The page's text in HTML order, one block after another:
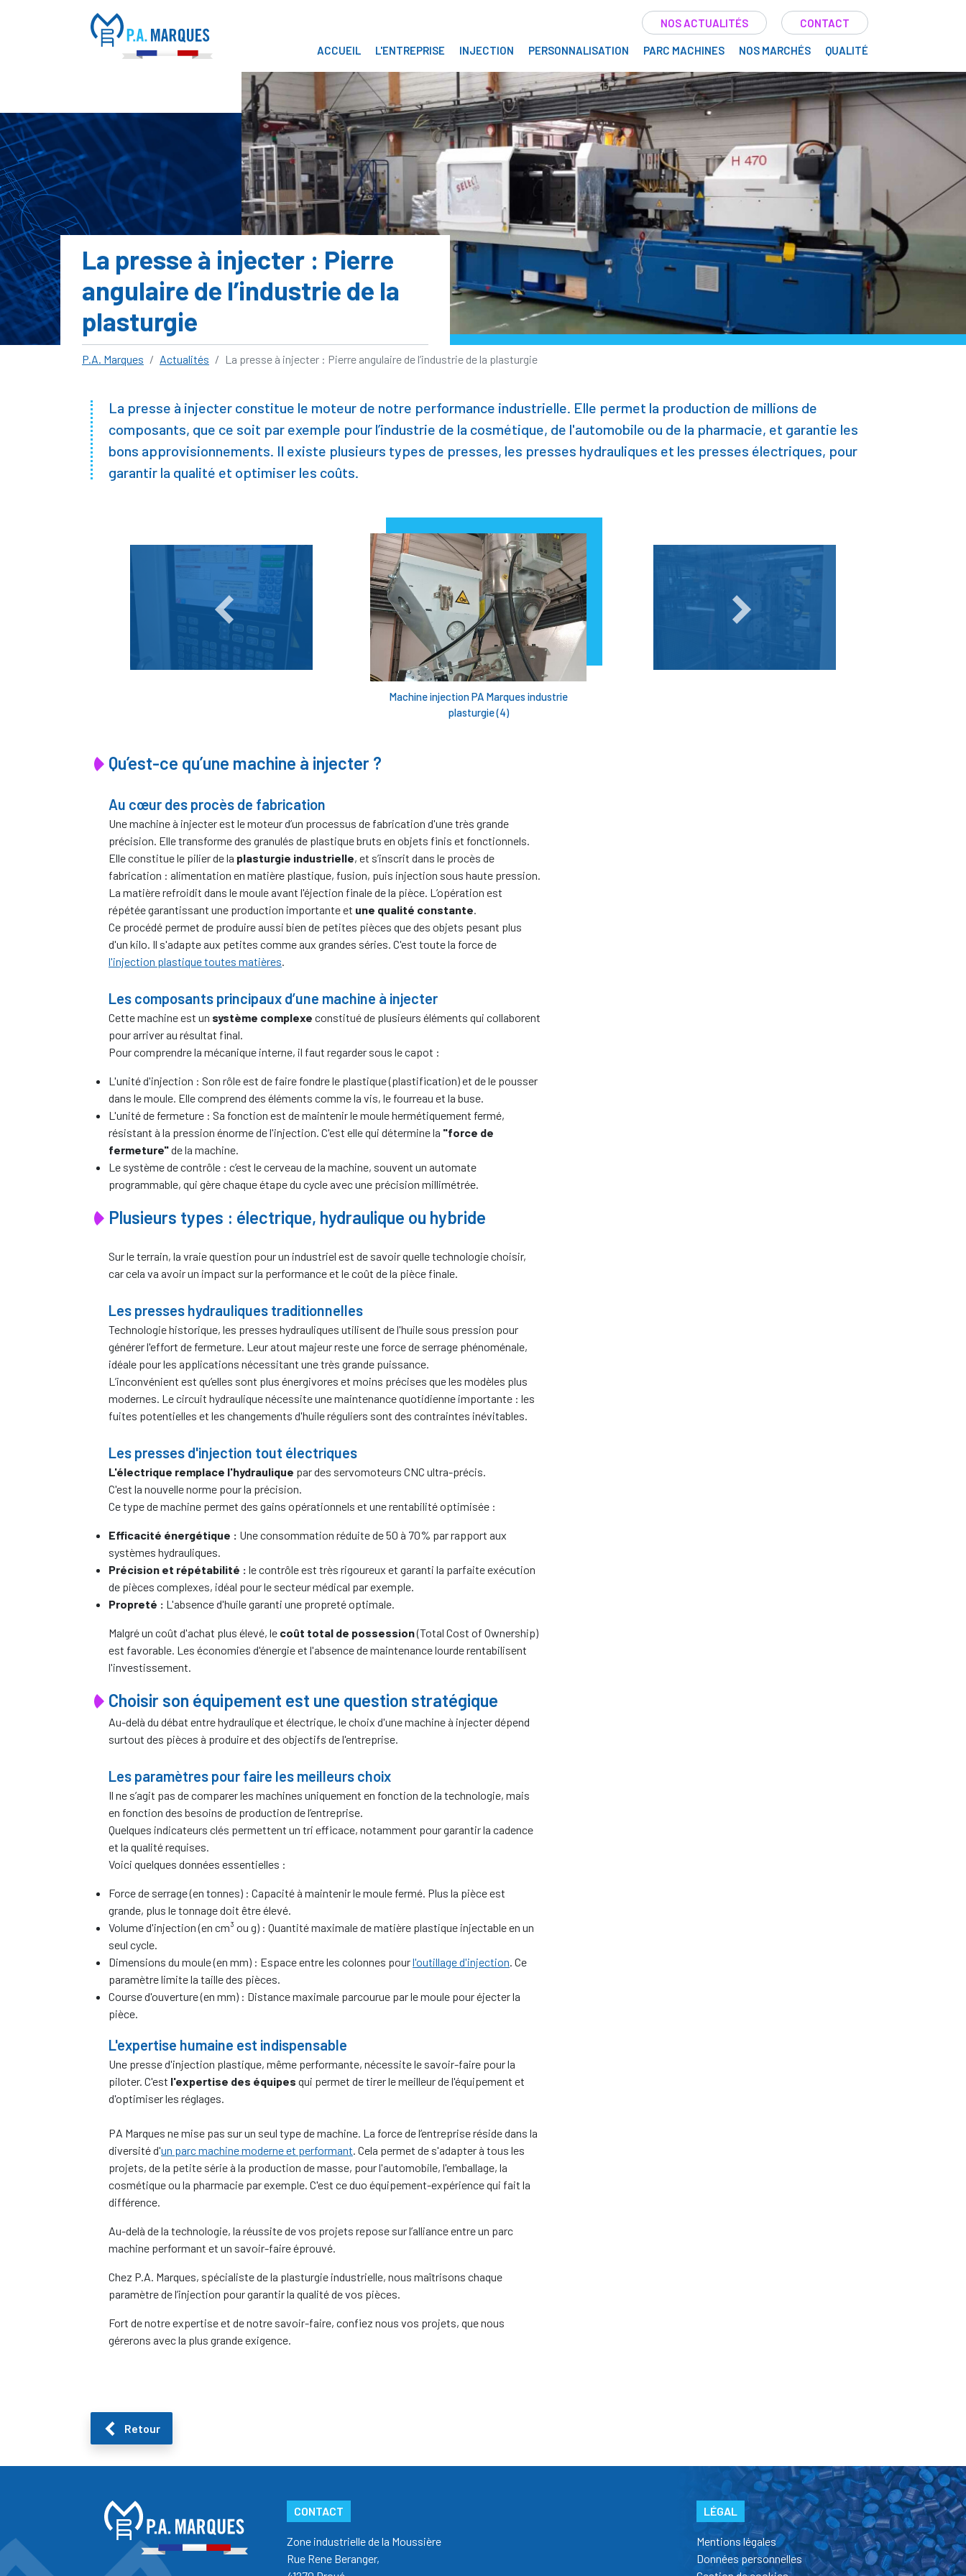
NOS ACTUALITÉS CONTACT
ACCUEIL L'ENTREPRISE INJECTION PERSONNALISATION PARC MACHINES NOS MARCHÉS QUALITÉ
La presse à injecter : Pierre
angulaire de l’industrie de la
plasturgie
P.A. Marques Actualités La presse à injecter : Pierre angulaire de l’industrie de la plasturgie
La presse à injecter constitue le moteur de notre performance industrielle. Elle permet la production de millions de
composants, que ce soit par exemple pour l’industrie de la cosmétique, de l'automobile ou de la pharmacie, et garantie les
bons approvisionnements. Il existe plusieurs types de presses, les presses hydrauliques et les presses électriques, pour
garantir la qualité et optimiser les coûts.
Machine injection PA Marques industrie
plasturgie (4)
Qu’est-ce qu’une machine à injecter ?
Au cœur des procès de fabrication
Une machine à injecter est le moteur d’un processus de fabrication d'une très grande
précision. Elle transforme des granulés de plastique bruts en objets finis et fonctionnels.
Elle constitue le pilier de la plasturgie industrielle, et s’inscrit dans le procès de
fabrication : alimentation en matière plastique, fusion, puis injection sous haute pression.
La matière refroidit dans le moule avant l'éjection finale de la pièce. L’opération est
répétée garantissant une production importante et une qualité constante.
Ce procédé permet de produire aussi bien de petites pièces que des objets pesant plus
d'un kilo. Il s'adapte aux petites comme aux grandes séries. C'est toute la force de
l'injection plastique toutes matières.
Les composants principaux d’une machine à injecter
Cette machine est un système complexe constitué de plusieurs éléments qui collaborent
pour arriver au résultat final.
Pour comprendre la mécanique interne, il faut regarder sous le capot :
L'unité d'injection : Son rôle est de faire fondre le plastique (plastification) et de le pousser
dans le moule. Elle comprend des éléments comme la vis, le fourreau et la buse.
L'unité de fermeture : Sa fonction est de maintenir le moule hermétiquement fermé,
résistant à la pression énorme de l'injection. C'est elle qui détermine la "force de
fermeture"de la machine.
Le système de contrôle : c’est le cerveau de la machine, souvent un automate
programmable, qui gère chaque étape du cycle avec une précision millimétrée.
Plusieurs types : électrique, hydraulique ou hybride
Sur le terrain, la vraie question pour un industriel est de savoir quelle technologie choisir,
car cela va avoir un impact sur la performance et le coût de la pièce finale.
Les presses hydrauliques traditionnelles
Technologie historique, les presses hydrauliques utilisent de l'huile sous pression pour
générer l'effort de fermeture. Leur atout majeur reste une force de serrage phénoménale,
idéale pour les applications nécessitant une très grande puissance.
L’inconvénient est qu’elles sont plus énergivores et moins précises que les modèles plus
modernes. Le circuit hydraulique nécessite une maintenance quotidienne importante : les
fuites potentielles et les changements d'huile réguliers sont des contraintes inévitables.
Les presses d'injection tout électriques
L'électrique remplace l'hydraulique par des servomoteurs CNC ultra-précis.
C'est la nouvelle norme pour la précision.
Ce type de machine permet des gains opérationnels et une rentabilité optimisée :
Efficacité énergétique : Une consommation réduite de 50 à 70% par rapport aux
systèmes hydrauliques.
Précision et répétabilité : le contrôle est très rigoureux et garanti la parfaite exécution
de pièces complexes, idéal pour le secteur médical par exemple.
Propreté : L'absence d'huile garanti une propreté optimale.
Malgré un coût d'achat plus élevé, le coût total de possession(Total Cost of Ownership)
est favorable. Les économies d'énergie et l'absence de maintenance lourde rentabilisent
l'investissement.
Choisir son équipement est une question stratégique
Au-delà du débat entre hydraulique et électrique, le choix d'une machine à injecter dépend
surtout des pièces à produire et des objectifs de l'entreprise.
Les paramètres pour faire les meilleurs choix
Il ne s’agit pas de comparer les machines uniquement en fonction de la technologie, mais
en fonction des besoins de production de l’entreprise.
Quelques indicateurs clés permettent un tri efficace, notamment pour garantir la cadence
et la qualité requises.
Voici quelques données essentielles :
Force de serrage (en tonnes) : Capacité à maintenir le moule fermé. Plus la pièce est
grande, plus le tonnage doit être élevé.
Volume d'injection (en cm³ ou g) : Quantité maximale de matière plastique injectable en un
seul cycle.
Dimensions du moule (en mm) : Espace entre les colonnes pourl'outillage d'injection. Ce
paramètre limite la taille des pièces.
Course d'ouverture (en mm) : Distance maximale parcourue par le moule pour éjecter la
pièce.
L'expertise humaine est indispensable
Une presse d'injection plastique, même performante, nécessite le savoir-faire pour la
piloter. C'est l'expertise des équipes qui permet de tirer le meilleur de l'équipement et
d'optimiser les réglages.
PA Marques ne mise pas sur un seul type de machine. La force de l’entreprise réside dans la
diversité d'un parc machine moderne et performant. Cela permet de s'adapter à tous les
projets, de la petite série à la production de masse, pour l'automobile, l'emballage, la
cosmétique ou la pharmacie par exemple. C'est ce duo équipement-expérience qui fait la
différence.
Au-delà de la technologie, la réussite de vos projets repose sur l’alliance entre un parc
machine performant et un savoir-faire éprouvé.
Chez P.A. Marques, spécialiste de la plasturgie industrielle, nous maîtrisons chaque
paramètre de l’injection pour garantir la qualité de vos pièces.
Fort de notre expertise et de notre savoir-faire, confiez nous vos projets, que nous
gérerons avec la plus grande exigence.
Retour
CONTACT
Zone industrielle de la Moussière
Rue Rene Beranger,
LÉGAL
Mentions légales
Données personnelles